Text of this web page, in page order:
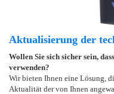
Aktualisierung der
Wollen Sie sich sicher sein,
verwenden?
Wir bieten Ihnen eine Lösung,
Aktualität der von Ihnen